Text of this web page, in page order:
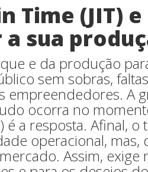
Time (JIT)
sua
e da produção
sem sobras,
empreendedores. A
ocorra no
é a resposta. Afinal, o
operacional, mas,
Assim, exige